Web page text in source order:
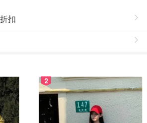
扣
2